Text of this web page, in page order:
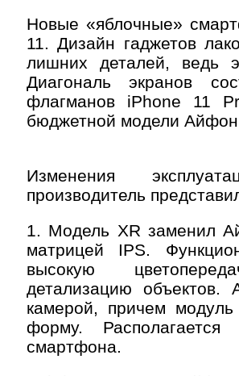
Новые «яблочные»
11. Дизайн гаджетов
лишних деталей, ведь
Диагональ экранов
флагманов iPhone 11
бюджетной модели Айфон
Изменения
производитель
1. Модель XR заменил
матрицей IPS.
высокую
детализацию
камерой, причем
форму.
смартфона.